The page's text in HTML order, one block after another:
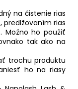
na čistenie rias
predlžovaním rias
Možno ho použiť
tak ako na
trochu produktu
ho na riasy